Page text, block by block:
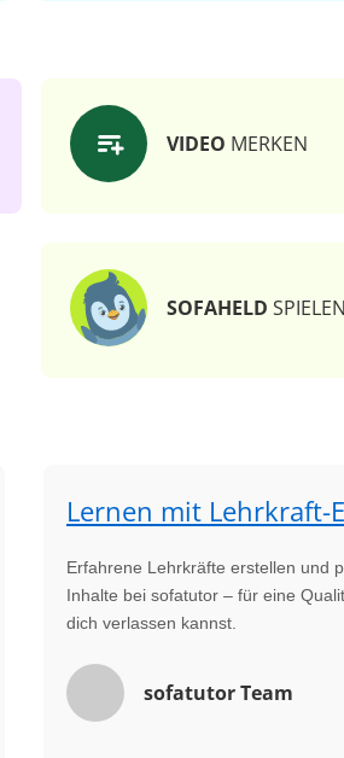
VIDEO MERKEN
SOFAHELD SPIELEN
Lernen mit Lehrkraft-
Erfahrene Lehrkräfte erstellen und
Inhalte bei sofatutor – für eine
dich verlassen kannst.
sofatutor Team